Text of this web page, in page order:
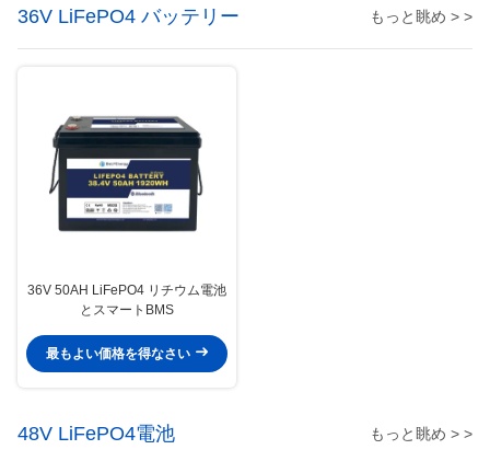
36V LiFePO4 バッテリー もっと眺め > >
36V 50AH LiFePO4 リチウム電池
とスマートBMS
最もよい価格を得なさい
48V LiFePO4電池 もっと眺め > >